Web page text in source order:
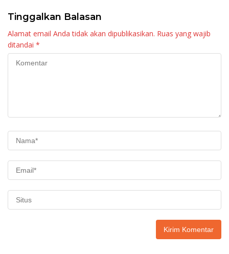
Tinggalkan Balasan
Alamat email Anda tidak akan dipublikasikan. Ruas yang wajib
ditandai *